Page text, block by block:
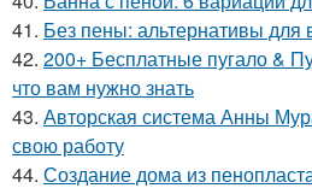
41. Без пены: альтернативы
42. 200+ Бесплатные пугало &
что вам нужно знать
43. Авторская система Анны
свою работу
44. Создание дома из